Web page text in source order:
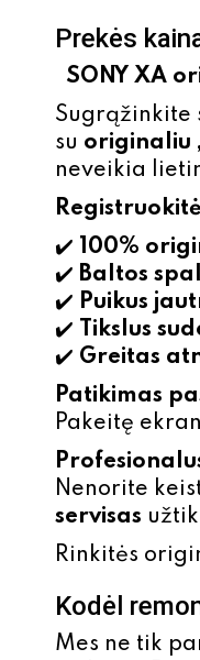
Prekės
SONY XA
Sugrąžinkite
su originaliu
neveikia
✔️ 100%
✔️ Baltos
✔️ Puikus
✔️ Tikslus
✔️ Greitas
Patikimas
Pakeitę
Nenorite
servisas
Rinkitės
Kodėl
Mes ne tik